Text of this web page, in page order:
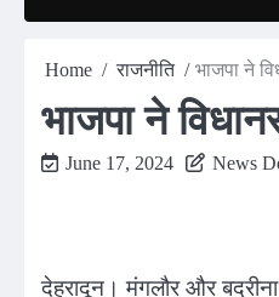
Home राजनीति भाजपा ने
भाजपा ने
June 17, 2024 News
देहरादून। मंगलौर और